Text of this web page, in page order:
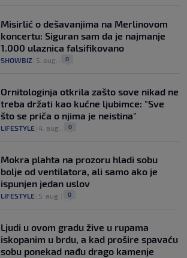
Misirlić o dešavanjima na Merlinovom
koncertu: Siguran sam da je najmanje
1.000 ulaznica falsifikovano
SHOWBIZ 5. aug. 0
Ornitologinja otkrila zašto sove nikad ne
treba držati kao kućne ljubimce: "Sve
što se priča o njima je neistina"
LIFESTYLE 4. aug. 0
Mokra plahta na prozoru hladi sobu
bolje od ventilatora, ali samo ako je
ispunjen jedan uslov
LIFESTYLE 5. aug. 0
Ljudi u ovom gradu žive u rupama
iskopanim u brdu, a kad prošire spavaću
sobu ponekad nađu drago kamenje